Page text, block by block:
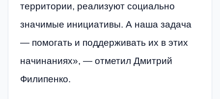
территории, реализуют социально
значимые инициативы. А наша задача
— помогать и поддерживать их в этих
начинаниях», — отметил Дмитрий
Филипенко.